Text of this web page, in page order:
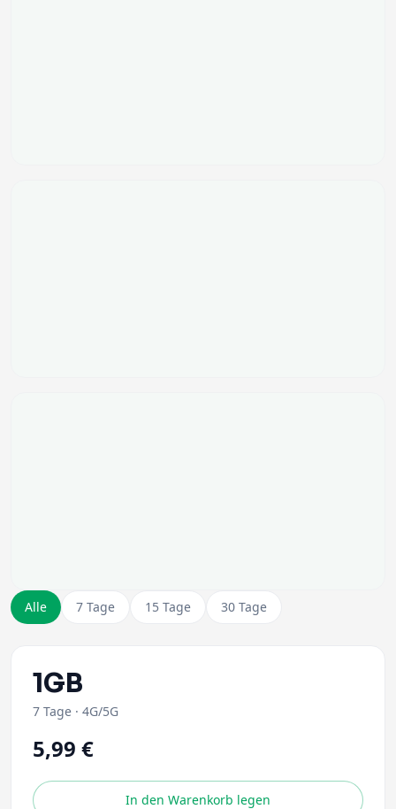
Alle 7 Tage 15 Tage 30 Tage
1GB
7 Tage · 4G/5G
5,99 €
In den Warenkorb legen